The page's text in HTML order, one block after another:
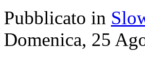
Pubblicato in
Domenica, 25